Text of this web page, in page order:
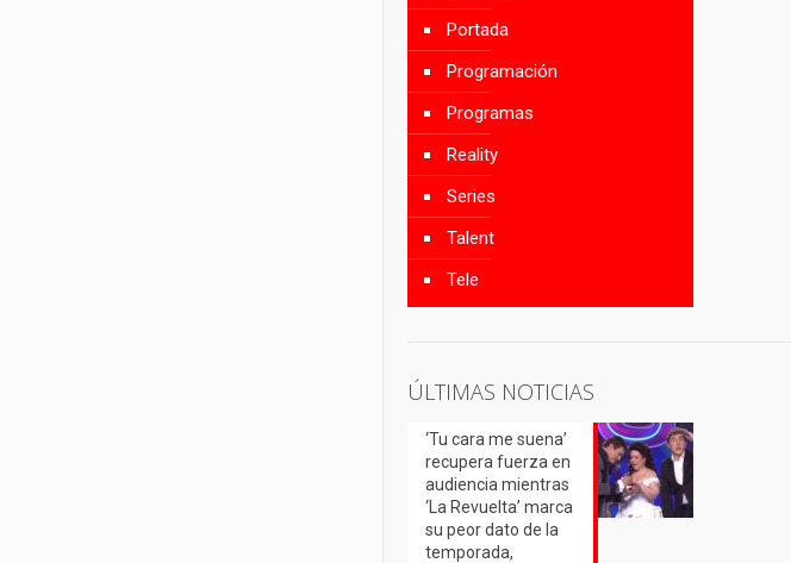
Portada
Programación
Programas
Reality
Series
Talent
Tele
ÚLTIMAS NOTICIAS
‘Tu cara me suena’
recupera fuerza en
audiencia mientras
‘La Revuelta’ marca
su peor dato de la
temporada,